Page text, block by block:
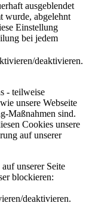
ausgeblendet
wurde, abgelehnt
Einstellung
bei jedem
deaktivieren.
- teilweise
unsere Webseite
Maßnahmen sind.
Cookies unsere
auf unserer
unserer Seite
blockieren:
deaktivieren.